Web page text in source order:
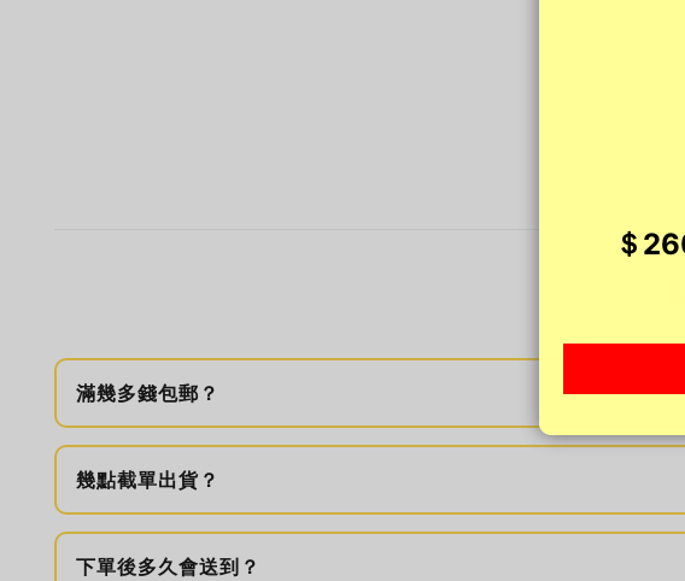
滿幾多錢包郵？
幾點截單出貨？
下單後多久會送到？